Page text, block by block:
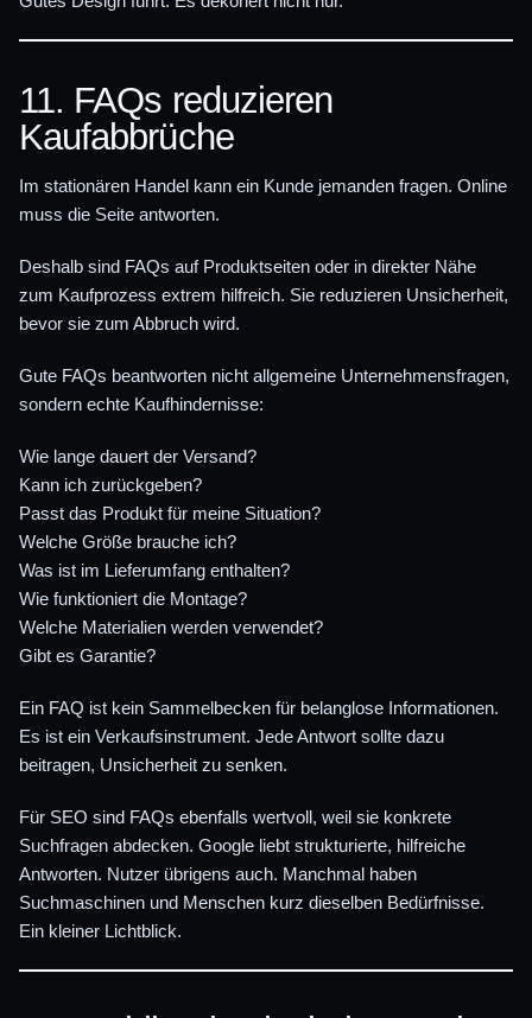
11. FAQs reduzieren
Kaufabbrüche
Im stationären Handel kann ein Kunde jemanden fragen. Online
muss die Seite antworten.
Deshalb sind FAQs auf Produktseiten oder in direkter Nähe
zum Kaufprozess extrem hilfreich. Sie reduzieren Unsicherheit,
bevor sie zum Abbruch wird.
Gute FAQs beantworten nicht allgemeine Unternehmensfragen,
sondern echte Kaufhindernisse:
Wie lange dauert der Versand?
Kann ich zurückgeben?
Passt das Produkt für meine Situation?
Welche Größe brauche ich?
Was ist im Lieferumfang enthalten?
Wie funktioniert die Montage?
Welche Materialien werden verwendet?
Gibt es Garantie?
Ein FAQ ist kein Sammelbecken für belanglose Informationen.
Es ist ein Verkaufsinstrument. Jede Antwort sollte dazu
beitragen, Unsicherheit zu senken.
Für SEO sind FAQs ebenfalls wertvoll, weil sie konkrete
Suchfragen abdecken. Google liebt strukturierte, hilfreiche
Antworten. Nutzer übrigens auch. Manchmal haben
Suchmaschinen und Menschen kurz dieselben Bedürfnisse.
Ein kleiner Lichtblick.